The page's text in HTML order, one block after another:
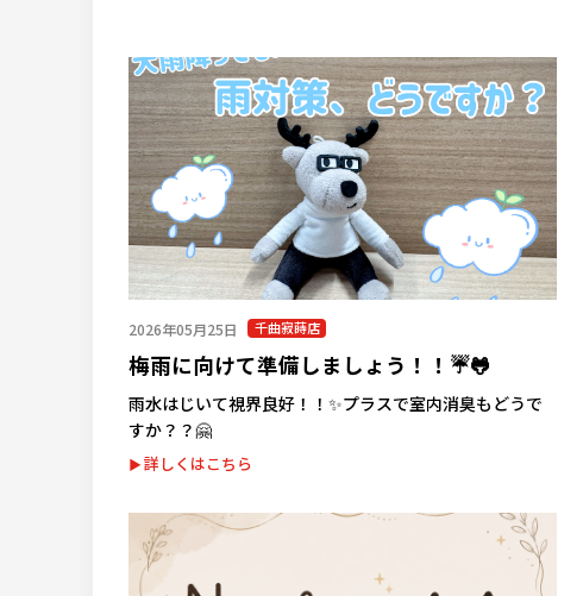
2026年05月25日 千曲寂蒔店
梅雨に向けて準備しましょう！！☔🐸
雨水はじいて視界良好！！✨プラスで室内消臭もどうで
すか？？🤗
詳しくはこちら